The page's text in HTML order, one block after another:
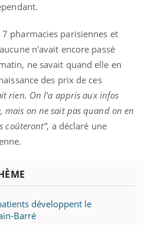
pharmacies parisiennes et
n'avait encore passé
ne savait quand elle en
des prix de ces
rien. On l'a appris aux infos
mais on ne sait pas quand on en
coûteront”, a déclaré une
développent le
Barré